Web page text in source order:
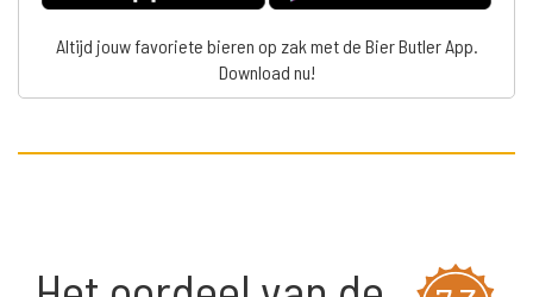
Altijd jouw favoriete bieren op zak met de Bier Butler App.
Download nu!